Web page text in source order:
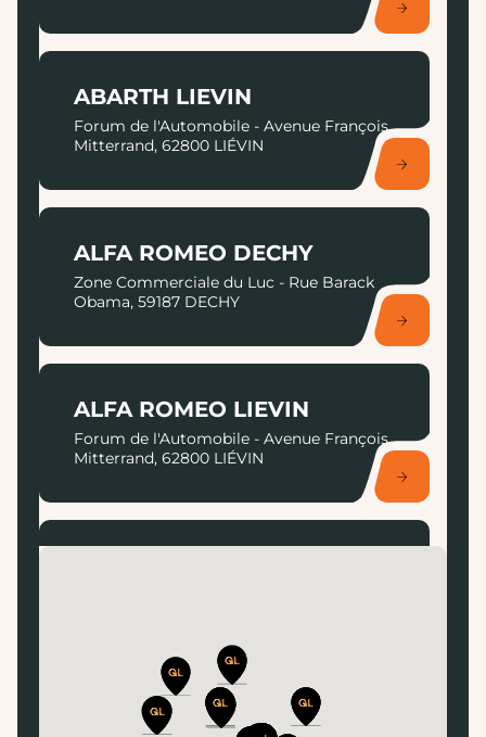
ABARTH LIEVIN
Forum de l'Automobile - Avenue François
Mitterrand, 62800 LIÉVIN
ALFA ROMEO DECHY
Zone Commerciale du Luc - Rue Barack
Obama, 59187 DECHY
ALFA ROMEO LIEVIN
Forum de l'Automobile - Avenue François
Mitterrand, 62800 LIÉVIN
BMW BEAURAINS
Parc Boréal - Avenue des Coquelicots,